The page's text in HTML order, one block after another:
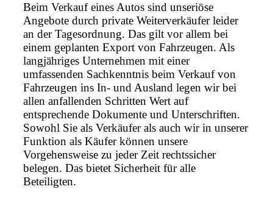
Beim Verkauf eines Autos sind unseriöse
Angebote durch private Weiterverkäufer leider
an der Tagesordnung. Das gilt vor allem bei
einem geplanten Export von Fahrzeugen. Als
langjähriges Unternehmen mit einer
umfassenden Sachkenntnis beim Verkauf von
Fahrzeugen ins In- und Ausland legen wir bei
allen anfallenden Schritten Wert auf
entsprechende Dokumente und Unterschriften.
Sowohl Sie als Verkäufer als auch wir in unserer
Funktion als Käufer können unsere
Vorgehensweise zu jeder Zeit rechtssicher
belegen. Das bietet Sicherheit für alle
Beteiligten.